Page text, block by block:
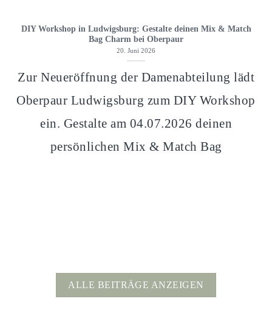
DIY Workshop in Ludwigsburg: Gestalte deinen Mix & Match
Bag Charm bei Oberpaur
20. Juni 2026
Zur Neueröffnung der Damenabteilung lädt
Oberpaur Ludwigsburg zum DIY Workshop
ein. Gestalte am 04.07.2026 deinen
persönlichen Mix & Match Bag
ALLE BEITRÄGE ANZEIGEN